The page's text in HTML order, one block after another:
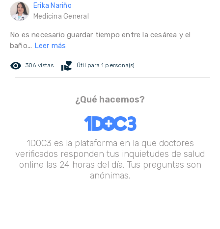
Erika Nariño
Medicina General
No es necesario guardar tiempo entre la cesárea y el
baño... Leer más
remove_red_eye 306 vistas volunteer_activism Útil para 1 persona(s)
¿Qué hacemos?
1DOC3 es la plataforma en la que doctores
verificados responden tus inquietudes de salud
online las 24 horas del día. Tus preguntas son
anónimas.